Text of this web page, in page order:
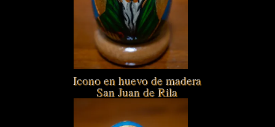
Icono en huevo de madera
San Juan de Rila